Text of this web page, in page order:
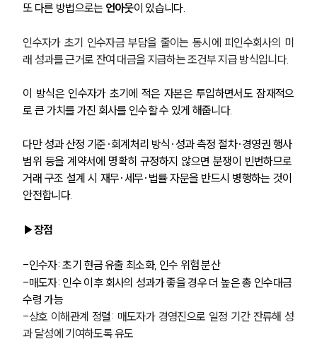
또 다른 방법으로는 언아웃이 있습니다.
인수자가 초기 인수자금 부담을 줄이는 동시에 피인수회사의 미
래 성과를 근거로 잔여 대금을 지급하는 조건부 지급 방식입니다.
이 방식은 인수자가 초기에 적은 자본은 투입하면서도 잠재적으
로 큰 가치를 가진 회사를 인수할 수 있게 해줍니다.
다만 성과 산정 기준·회계처리 방식·성과 측정 절차·경영권 행사
범위 등을 계약서에 명확히 규정하지 않으면 분쟁이 빈번하므로
거래 구조 설계 시 재무·세무·법률 자문을 반드시 병행하는 것이
안전합니다.
▶장점
-인수자: 초기 현금 유출 최소화, 인수 위험 분산
-매도자: 인수 이후 회사의 성과가 좋을 경우 더 높은 총 인수대금
수령 가능
-상호 이해관계 정렬: 매도자가 경영진으로 일정 기간 잔류해 성
과 달성에 기여하도록 유도